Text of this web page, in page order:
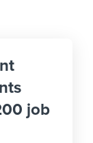
job